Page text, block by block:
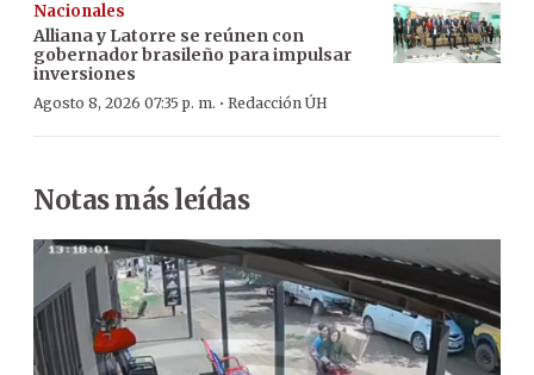
Nacionales
Alliana y Latorre se reúnen con
gobernador brasileño para impulsar
inversiones
Agosto 8, 2026 07:35 p. m. · Redacción ÚH
Notas más leídas